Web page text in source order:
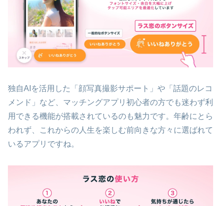
独自AIを活用した「顔写真撮影サポート」や「話題のレコ
メンド」など、マッチングアプリ初心者の方でも迷わず利
用できる機能が搭載されているのも魅力です。年齢にとら
われず、これからの人生を楽しむ前向きな方々に選ばれて
いるアプリですね。